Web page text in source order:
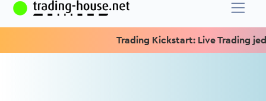
Trading Kickstart: Live Trading